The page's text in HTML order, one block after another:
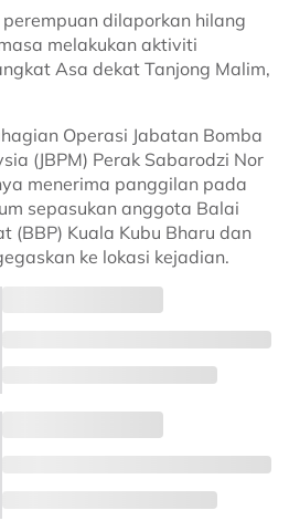
dilaporkan hilang
melakukan aktiviti
Asa dekat Tanjong Malim,
Operasi Jabatan Bomba
(JBPM) Perak Sabarodzi Nor
menerima panggilan pada
sepasukan anggota Balai
(BBP) Kuala Kubu Bharu dan
ke lokasi kejadian.